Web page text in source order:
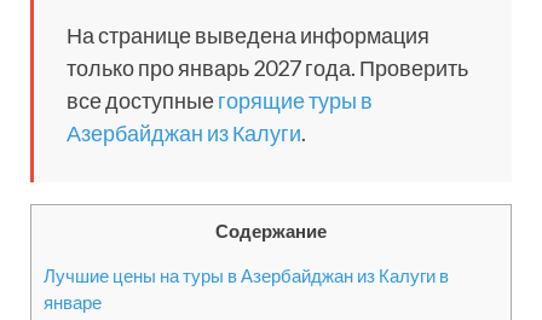
На странице выведена информация
только про январь 2027 года. Проверить
все доступныегорящие туры в
Азербайджан из Калуги.
Содержание
Лучшие цены на туры в Азербайджан из Калуги в
январе